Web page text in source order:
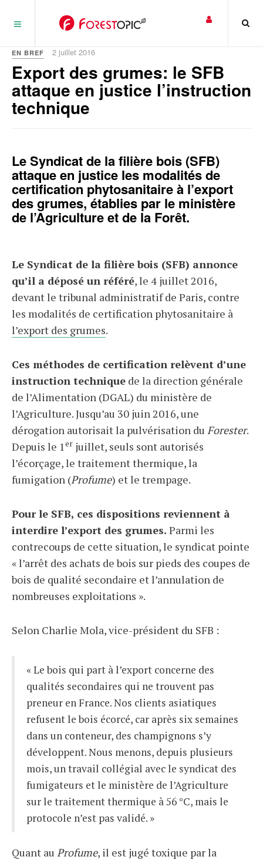
EN BREF 2 juillet 2016
Export des grumes: le SFB
attaque en justice l’instruction
technique
Le Syndicat de la filière bois (SFB)
attaque en justice les modalités de
certification phytosanitaire à l’export
des grumes, établies par le ministère
de l’Agriculture et de la Forêt.
Le Syndicat de la filière bois (SFB) annonce
qu’il a déposé un référé, le 4 juillet 2016,
devant le tribunal administratif de Paris, contre
les modalités de certification phytosanitaire à
l’export des grumes.
Ces méthodes de certification relèvent d’une
instruction technique de la direction générale
de l’Alimentation (DGAL) du ministère de
l’Agriculture. Jusqu’au 30 juin 2016, une
dérogation autorisait la pulvérisation du Forester.
Depuis le 1er juillet, seuls sont autorisés
l’écorçage, le traitement thermique, la
fumigation (Profume) et le trempage.
Pour le SFB, ces dispositions reviennent à
interdire l’export des grumes. Parmi les
contrecoups de cette situation, le syndicat pointe
« l’arrêt des achats de bois sur pieds des coupes de
bois de qualité secondaire et l’annulation de
nombreuses exploitations ».
Selon Charlie Mola, vice-président du SFB :
« Le bois qui part à l’export concerne des
qualités secondaires qui ne trouvent pas
preneur en France. Nos clients asiatiques
refusent le bois écorcé, car après six semaines
dans un conteneur, des champignons s’y
développent. Nous menons, depuis plusieurs
mois, un travail collégial avec le syndicat des
fumigateurs et le ministère de l’Agriculture
sur le traitement thermique à 56 °C, mais le
protocole n’est pas validé. »
Quant au Profume, il est jugé toxique par la